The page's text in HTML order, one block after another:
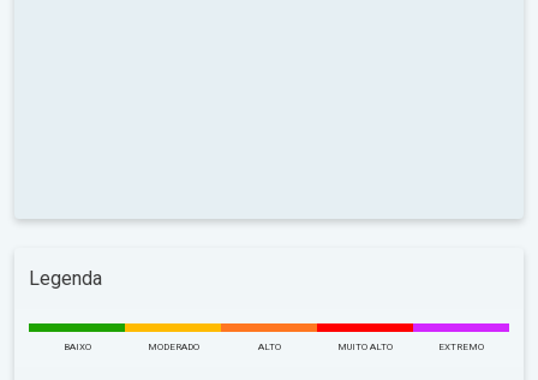
Legenda
BAIXO MODERADO ALTO MUITO ALTO EXTREMO